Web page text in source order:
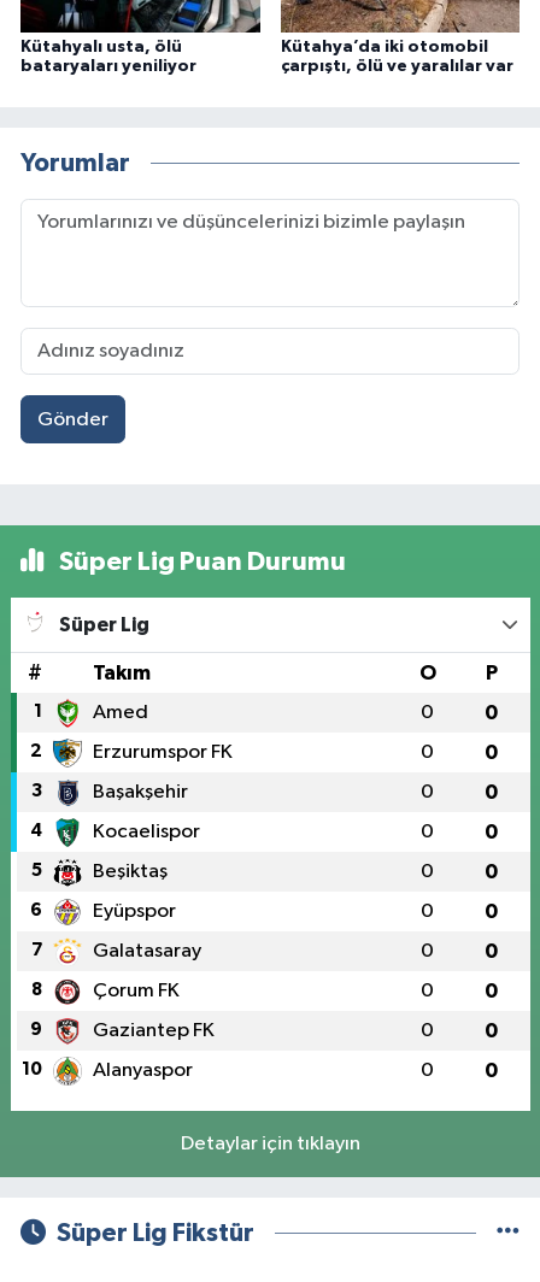
Kütahyalı usta, ölü
bataryaları yeniliyor
Kütahya’da iki otomobil
çarpıştı, ölü ve yaralılar var
Yorumlar
Gönder
Süper Lig Puan Durumu
Süper Lig
# Takım O P
1 Amed 0 0
2 Erzurumspor FK 0 0
3 Başakşehir 0 0
4 Kocaelispor 0 0
5 Beşiktaş 0 0
6 Eyüpspor 0 0
7 Galatasaray 0 0
8 Çorum FK 0 0
9 Gaziantep FK 0 0
10 Alanyaspor 0 0
Detaylar için tıklayın
Süper Lig Fikstür